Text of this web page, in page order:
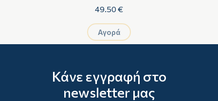
49.50 €
Αγορά
Κάνε εγγραφή στο
newsletter μας